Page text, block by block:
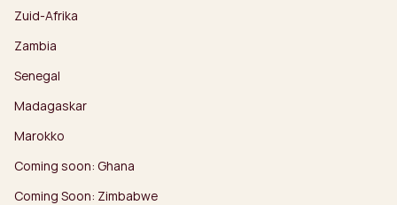
Zuid-Afrika
Zambia
Senegal
Madagaskar
Marokko
Coming soon: Ghana
Coming Soon: Zimbabwe